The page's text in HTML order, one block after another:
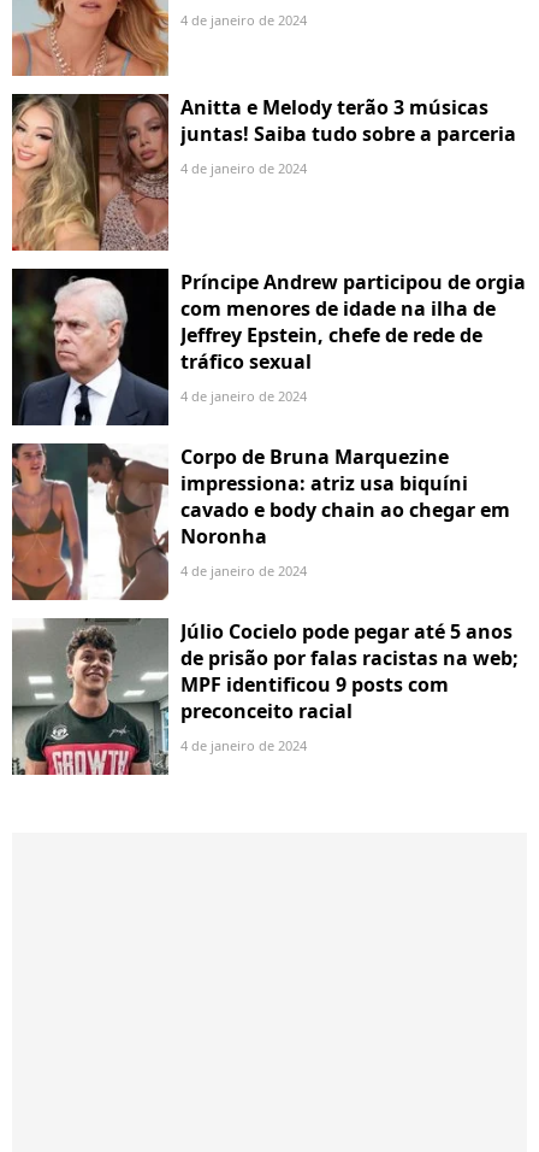
4 de janeiro de 2024
Anitta e Melody terão 3 músicas
juntas! Saiba tudo sobre a parceria
4 de janeiro de 2024
Príncipe Andrew participou de orgia
com menores de idade na ilha de
Jeffrey Epstein, chefe de rede de
tráfico sexual
4 de janeiro de 2024
Corpo de Bruna Marquezine
impressiona: atriz usa biquíni
cavado e body chain ao chegar em
Noronha
4 de janeiro de 2024
Júlio Cocielo pode pegar até 5 anos
de prisão por falas racistas na web;
MPF identificou 9 posts com
preconceito racial
4 de janeiro de 2024